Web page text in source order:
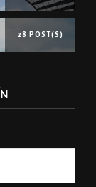
28 POST(S)